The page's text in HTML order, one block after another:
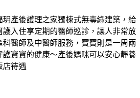
產後護理之家獨棟式無毒綠建築，給
入住享定期的醫師巡診，讓人非常放
醫師及中醫師服務，寶寶則是一周兩
寶寶的健康～產後媽咪可以安心靜養
店待遇